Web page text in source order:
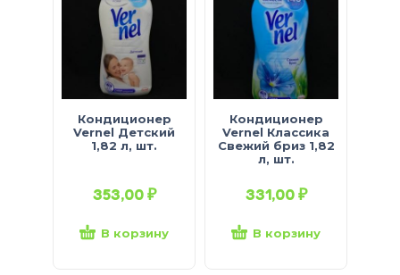
Кондиционер
Vernel Детский
1,82 л, шт.
353,00₽
В корзину
Кондиционер
Vernel Классика
Свежий бриз 1,82
л, шт.
331,00₽
В корзину